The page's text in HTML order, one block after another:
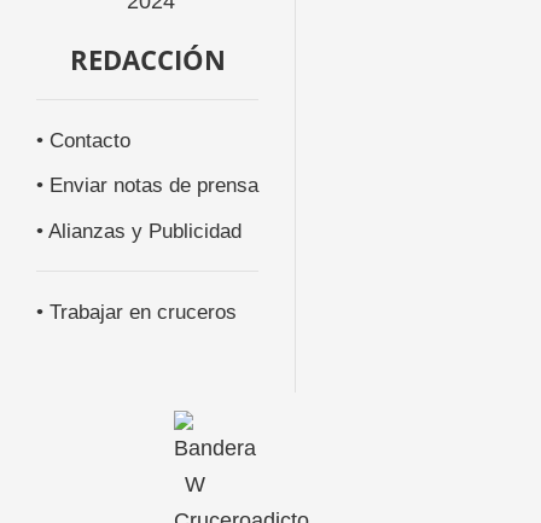
REDACCIÓN
• Contacto
• Enviar notas de prensa
• Alianzas y Publicidad
• Trabajar en cruceros